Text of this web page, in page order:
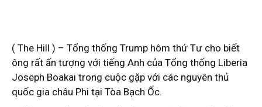
( The Hill ) – Tổng thống Trump hôm thứ Tư cho biết
ông rất ấn tượng với tiếng Anh của Tổng thống Liberia
Joseph Boakai trong cuộc gặp với các nguyên thủ
quốc gia châu Phi tại Tòa Bạch Ốc.